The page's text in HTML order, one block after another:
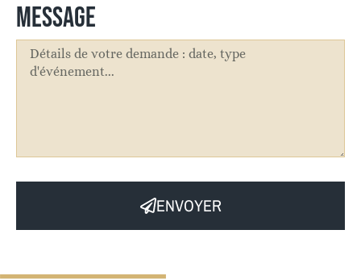
MESSAGE
ENVOYER